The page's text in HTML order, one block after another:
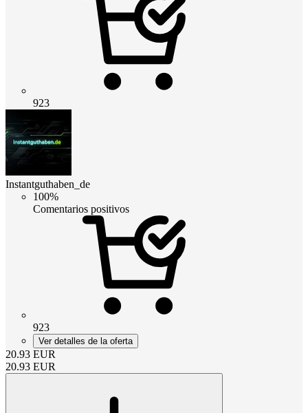
923
Instantguthaben_de
100%
Comentarios positivos
923
Ver detalles de la oferta
20.93 EUR
20.93 EUR